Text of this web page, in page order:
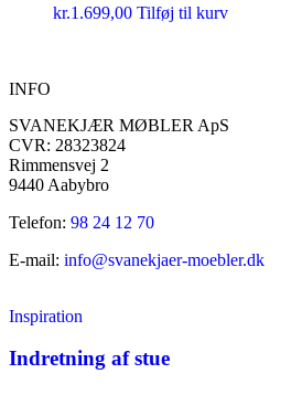
kr.1.699,00 Tilføj til kurv
INFO
SVANEKJÆR MØBLER ApS
CVR: 28323824
Rimmensvej 2
9440 Aabybro
Telefon: 98 24 12 70
E-mail: info@svanekjaer-moebler.dk
Inspiration
Indretning af stue